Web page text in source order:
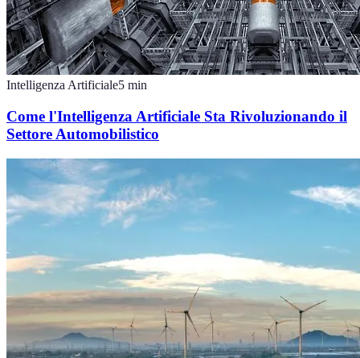
Intelligenza Artificiale5 min
Come l'Intelligenza Artificiale Sta Rivoluzionando il
Settore Automobilistico